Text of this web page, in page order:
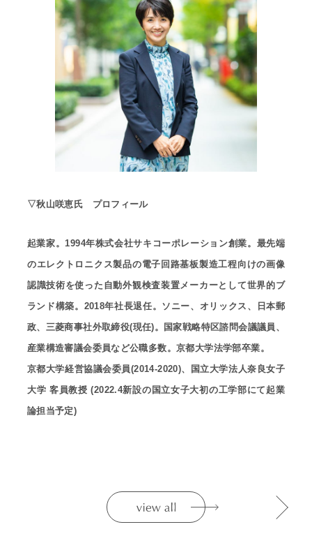
▽秋山咲恵氏 プロフィール
起業家。1994年株式会社サキコーポレーション創業。最先端
のエレクトロニクス製品の電子回路基板製造工程向けの画像
認識技術を使った自動外観検査装置メーカーとして世界的ブ
ランド構築。2018年社長退任。ソニー、オリックス、日本郵
政、三菱商事社外取締役(現任)。国家戦略特区諮問会議議員、
産業構造審議会委員など公職多数。京都大学法学部卒業。
京都大学経営協議会委員(2014-2020)、国立大学法人奈良女子
大学 客員教授 (2022.4新設の国立女子大初の工学部にて起業
論担当予定)